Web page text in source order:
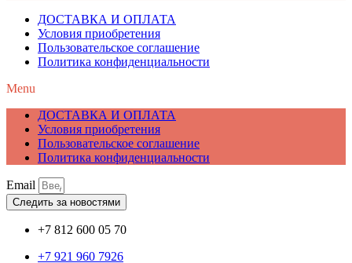
ДОСТАВКА И ОПЛАТА
Условия приобретения
Пользовательское соглашение
Политика конфиденциальности
Menu
ДОСТАВКА И ОПЛАТА
Условия приобретения
Пользовательское соглашение
Политика конфиденциальности
Email
Следить за новостями
+7 812 600 05 70
+7 921 960 7926